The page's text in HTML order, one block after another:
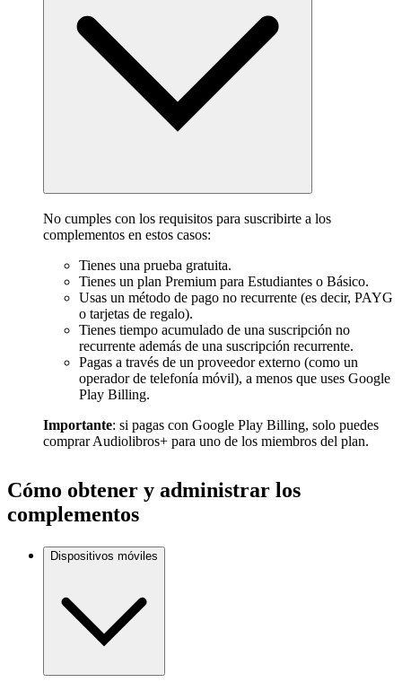
No cumples con los requisitos para suscribirte a los
complementos en estos casos:
Tienes una prueba gratuita.
Tienes un plan Premium para Estudiantes o Básico.
Usas un método de pago no recurrente (es decir, PAYG
o tarjetas de regalo).
Tienes tiempo acumulado de una suscripción no
recurrente además de una suscripción recurrente.
Pagas a través de un proveedor externo (como un
operador de telefonía móvil), a menos que uses Google
Play Billing.
Importante: si pagas con Google Play Billing, solo puedes
comprar Audiolibros+ para uno de los miembros del plan.
Cómo obtener y administrar los
complementos
Dispositivos móviles